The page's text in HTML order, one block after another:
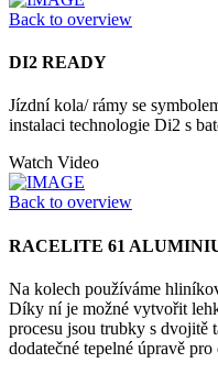
Back to overview
DI2 READY
Jízdní kola/ rámy se
instalaci technologie Di2 s
Watch Video
Back to overview
RACELITE 61
Na kolech používáme
Díky ní je možné vytvořit
procesu jsou trubky s dvojitě
dodatečné tepelné úpravě